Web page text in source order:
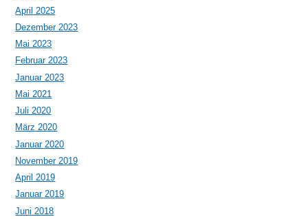
April 2025
Dezember 2023
Mai 2023
Februar 2023
Januar 2023
Mai 2021
Juli 2020
März 2020
Januar 2020
November 2019
April 2019
Januar 2019
Juni 2018